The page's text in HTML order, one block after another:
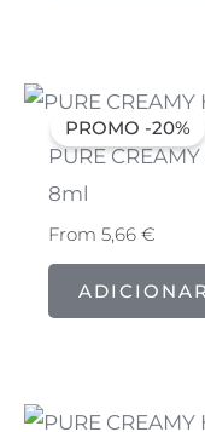
PROMO -20%
PURE
8ml
From5,66€
ADICIONAR